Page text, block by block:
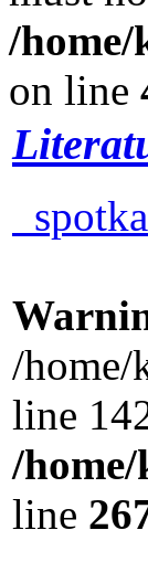
/
on line
/home/
line
/
line